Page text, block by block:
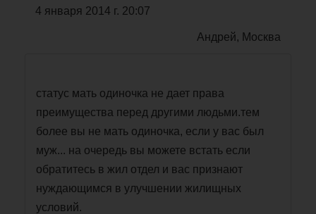
4 января 2014 г. 20:07
Андрей, Москва
статус мать одиночка не дает права
преимущества перед другими людьми.тем
более вы не мать одиночка, если у вас был
муж... на очередь вы можете встать если
обратитесь в жил отдел и вас признают
нуждающимся в улучшении жилищных
условий.